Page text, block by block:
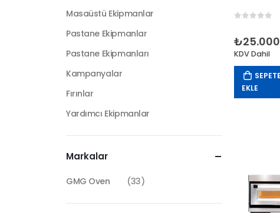
₺
KDV Dahil
SEPETE
EKLE
Masaüstü Ekipmanlar
Pastane Ekipmanlar
Pastane Ekipmanları
Kampanyalar
Fırınlar
Yardımcı Ekipmanlar
Markalar
GMG Oven (33)